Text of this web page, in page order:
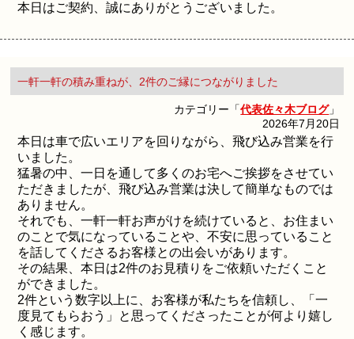
本日はご契約、誠にありがとうございました。
一軒一軒の積み重ねが、2件のご縁につながりました
カテゴリー「代表佐々木ブログ」
2026年7月20日
本日は車で広いエリアを回りながら、飛び込み営業を行
いました。
猛暑の中、一日を通して多くのお宅へご挨拶をさせてい
ただきましたが、飛び込み営業は決して簡単なものでは
ありません。
それでも、一軒一軒お声がけを続けていると、お住まい
のことで気になっていることや、不安に思っていること
を話してくださるお客様との出会いがあります。
その結果、本日は2件のお見積りをご依頼いただくこと
ができました。
2件という数字以上に、お客様が私たちを信頼し、「一
度見てもらおう」と思ってくださったことが何より嬉し
く感じます。